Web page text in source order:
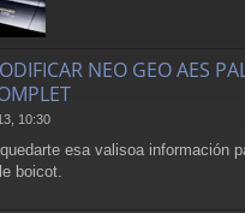
NEO GEO AES
10:30
esa valisoa información
boicot.